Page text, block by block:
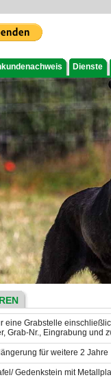
Dienste
eine Grabstelle
Grab-Nr., Eingrabung und
für weitere 2 Jahre
Gedenkstein mit